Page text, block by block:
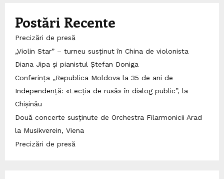
Postări Recente
Precizări de presă
„Violin Star” – turneu susținut în China de violonista
Diana Jipa și pianistul Ștefan Doniga
Conferința „Republica Moldova la 35 de ani de
Independență: «Lecția de rusă» în dialog public”, la
Chișinău
Două concerte susținute de Orchestra Filarmonicii Arad
la Musikverein, Viena
Precizări de presă